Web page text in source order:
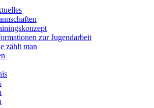
zur Jugendarbeit
zählt man